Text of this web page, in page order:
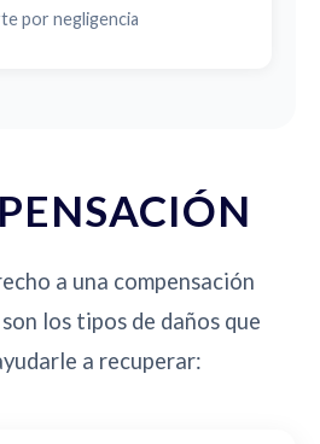
por negligencia
a una compensación
los tipos de daños que
a recuperar: